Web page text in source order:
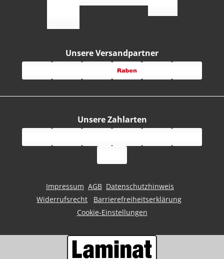
Unsere Zahlarten
Unsere Versandpartner
Impressum AGB Datenschutzhinweis
Widerrufsrecht
Barrierefreiheitserklärung
Cookie-Einstellungen